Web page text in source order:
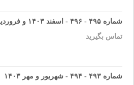
شماره ۴۹۵ - ۴۹۶ - اسفند ۱۴۰۳ و فروردین ۱۴۰۴
تماس بگیرید
شماره ۴۹۳ - ۴۹۴ - شهریور و مهر ۱۴۰۳